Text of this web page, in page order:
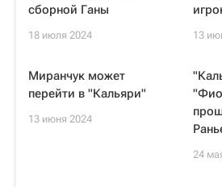
сборной Ганы
18 июля 2024 13
Миранчук может
перейти в "Кальяри"
13 июня 2024
24